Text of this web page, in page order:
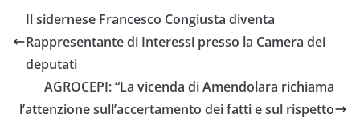
Il sidernese Francesco Congiusta diventa
Rappresentante di Interessi presso la Camera dei
deputati
AGROCEPI: “La vicenda di Amendolara richiama
l’attenzione sull’accertamento dei fatti e sul rispetto